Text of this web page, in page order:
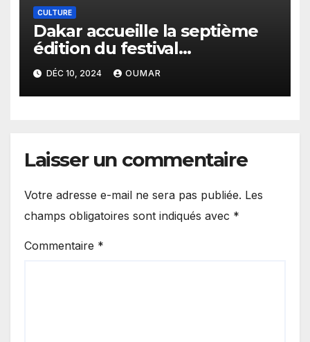
CULTURE
Dakar accueille la septième
édition du festival
international de court-
métrage
DÉC 10, 2024 OUMAR
Laisser un commentaire
Votre adresse e-mail ne sera pas publiée. Les
champs obligatoires sont indiqués avec *
Commentaire *